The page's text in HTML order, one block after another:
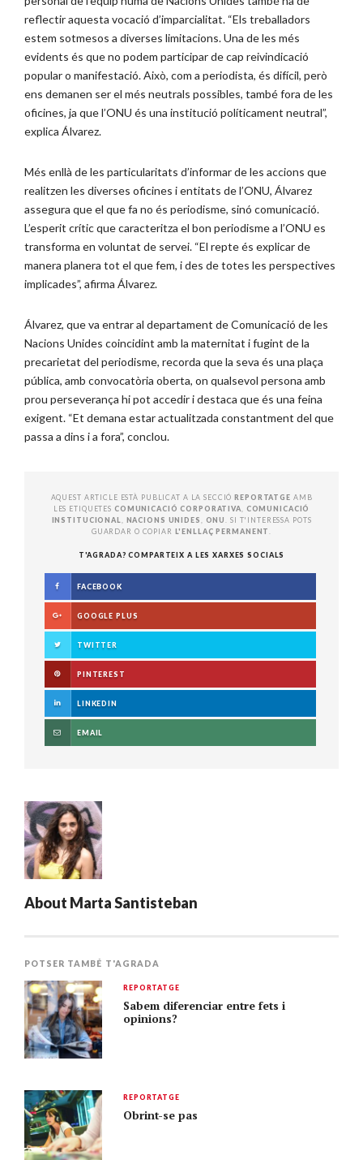
reflectir aquesta vocació d’imparcialitat. “Els treballadors
estem sotmesos a diverses limitacions. Una de les més
evidents és que no podem participar de cap reivindicació
popular o manifestació. Això, com a periodista, és difícil, però
ens demanen ser el més neutrals possibles, també fora de les
oficines, ja que l’ONU és una institució políticament neutral”,
explica Álvarez.
Més enllà de les particularitats d’informar de les accions que
realitzen les diverses oficines i entitats de l’ONU, Álvarez
assegura que el que fa no és periodisme, sinó comunicació.
L’esperit crític que caracteritza el bon periodisme a l’ONU es
transforma en voluntat de servei. “El repte és explicar de
manera planera tot el que fem, i des de totes les perspectives
implicades”, afirma Álvarez.
Álvarez, que va entrar al departament de Comunicació de les
Nacions Unides coincidint amb la maternitat i fugint de la
precarietat del periodisme, recorda que la seva és una plaça
pública, amb convocatòria oberta, on qualsevol persona amb
prou perseverança hi pot accedir i destaca que és una feina
exigent. “Et demana estar actualitzada constantment del que
passa a dins i a fora”, conclou.
AQUEST ARTICLE ESTÀ PUBLICAT A LA SECCIÓREPORTATGE AMB
LES ETIQUETES COMUNICACIÓ CORPORATIVA
COMUNICACIÓ
INSTITUCIONAL
NACIONS UNIDES ONU
. SI T'INTERESSA POTS
GUARDAR O COPIAR L'ENLLAÇ PERMANENT
T'AGRADA? COMPARTEIX A LES XARXES SOCIALS
FACEBOOK
GOOGLE PLUS
TWITTER
PINTEREST
LINKEDIN
EMAIL
About Marta Santisteban
POTSER TAMBÉ T'AGRADA
REPORTATGE
Sabem diferenciar entre fets i
opinions?
REPORTATGE
Obrint-se pas